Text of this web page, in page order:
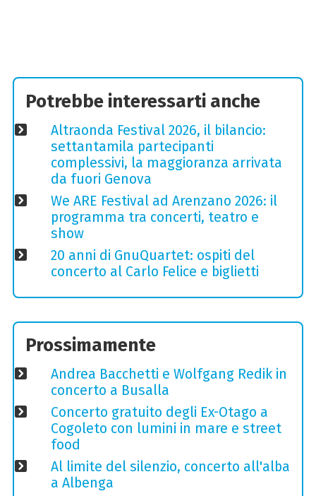
Potrebbe interessarti anche
Altraonda Festival 2026, il bilancio:
settantamila partecipanti
complessivi, la maggioranza arrivata
da fuori Genova
We ARE Festival ad Arenzano 2026: il
programma tra concerti, teatro e
show
20 anni di GnuQuartet: ospiti del
concerto al Carlo Felice e biglietti
Prossimamente
Andrea Bacchetti e Wolfgang Redik in
concerto a Busalla
Concerto gratuito degli Ex-Otago a
Cogoleto con lumini in mare e street
food
Al limite del silenzio, concerto all'alba
a Albenga